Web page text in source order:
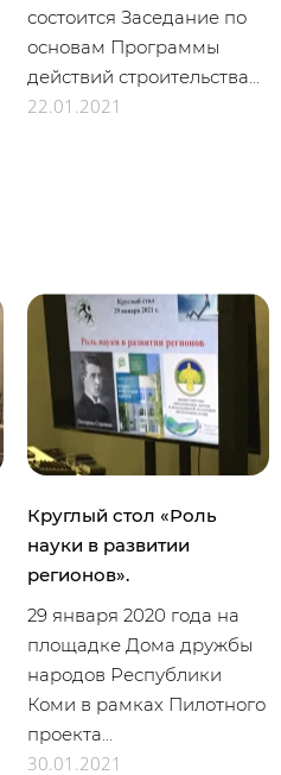
состоится Заседание по
основам Программы
действий строительства...
22.01.2021
Круглый стол «Роль
науки в развитии
регионов».
29 января 2020 года на
площадке Дома дружбы
народов Республики
Коми в рамках Пилотного
проекта...
30.01.2021